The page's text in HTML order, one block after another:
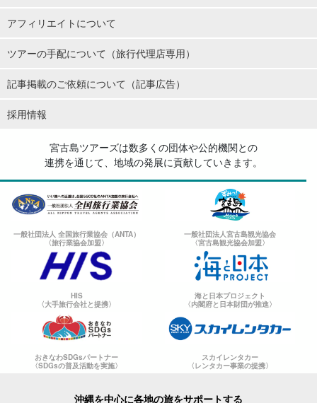
アフィリエイトについて
ツアーの手配について（旅行代理店専用）
記事掲載のご依頼について（記事広告）
採用情報
宮古島ツアーズは数多くの団体や公的機関との
連携を通じて、地域の発展に貢献していきます。
一般社団法人 全国旅行業協会（ANTA）
〈旅行業協会加盟〉
一般社団法人宮古島観光協会
〈宮古島観光協会加盟〉
HIS
〈大手旅行会社と提携〉
海と日本プロジェクト
〈内閣府と日本財団が推進〉
おきなわSDGsパートナー
〈SDGsの普及活動を実施〉
スカイレンタカー
〈レンタカー事業の提携〉
沖縄を中心に各地の旅をサポートする